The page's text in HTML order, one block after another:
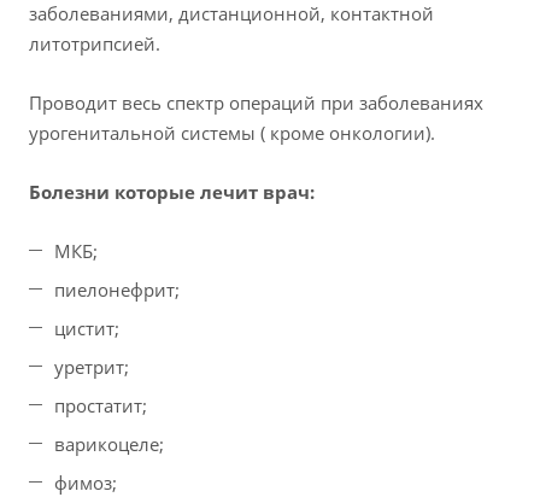
заболеваниями, дистанционной, контактной
литотрипсией.
Проводит весь спектр операций при заболеваниях
урогенитальной системы ( кроме онкологии).
Болезни которые лечит врач:
МКБ;
пиелонефрит;
цистит;
уретрит;
простатит;
варикоцеле;
фимоз;